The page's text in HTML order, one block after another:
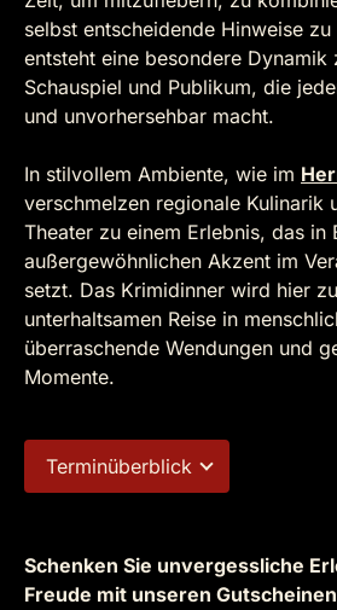
selbst entscheidende Hinweise
entsteht eine besondere Dynamik
Schauspiel und Publikum, die
und unvorhersehbar macht.
In stilvollem Ambiente, wie im
verschmelzen regionale Kulinarik
Theater zu einem Erlebnis, das in
außergewöhnlichen Akzent im
setzt. Das Krimidinner wird hier
unterhaltsamen Reise in
überraschende Wendungen und
Momente.
Terminüberblick
Schenken Sie unvergessliche
Freude mit unseren